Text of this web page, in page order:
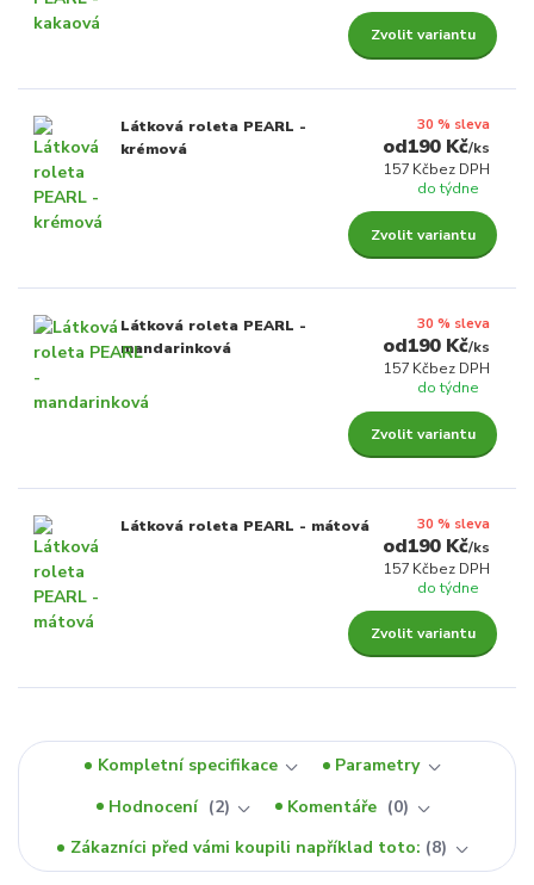
Zvolit variantu
Látková roleta PEARL -
krémová
30 % sleva
190 Kč/ks
157 Kčbez DPH
do týdne
Zvolit variantu
Látková roleta PEARL -
mandarinková
30 % sleva
190 Kč/ks
157 Kčbez DPH
do týdne
Zvolit variantu
Látková roleta PEARL - mátová 30 % sleva
190 Kč/ks
157 Kčbez DPH
do týdne
Zvolit variantu
Kompletní specifikace
Parametry
Hodnocení
2 Komentáře
0
Zákazníci před vámi koupili například toto: 8